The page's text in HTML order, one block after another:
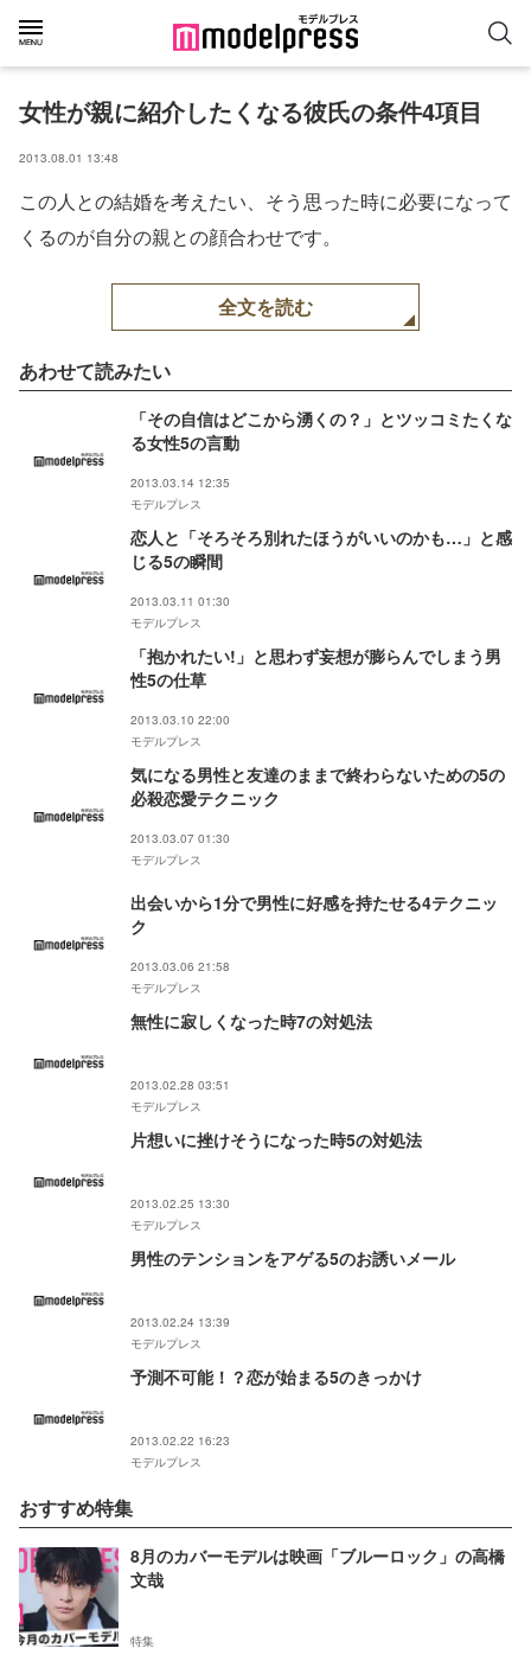
女性が親に紹介したくなる彼氏の条件4項目
2013.08.01 13:48
この人との結婚を考えたい、そう思った時に必要になって
くるのが自分の親との顔合わせです。
全文を読む
あわせて読みたい
「その自信はどこから湧くの？」とツッコミたくな
る女性5の言動
2013.03.14 12:35
モデルプレス
恋人と「そろそろ別れたほうがいいのかも…」と感
じる5の瞬間
2013.03.11 01:30
モデルプレス
「抱かれたい!」と思わず妄想が膨らんでしまう男
性5の仕草
2013.03.10 22:00
モデルプレス
気になる男性と友達のままで終わらないための5の
必殺恋愛テクニック
2013.03.07 01:30
モデルプレス
出会いから1分で男性に好感を持たせる4テクニッ
ク
2013.03.06 21:58
モデルプレス
無性に寂しくなった時7の対処法
2013.02.28 03:51
モデルプレス
片想いに挫けそうになった時5の対処法
2013.02.25 13:30
モデルプレス
男性のテンションをアゲる5のお誘いメール
2013.02.24 13:39
モデルプレス
予測不可能！？恋が始まる5のきっかけ
2013.02.22 16:23
モデルプレス
おすすめ特集
8月のカバーモデルは映画「ブルーロック」の高橋
文哉
特集